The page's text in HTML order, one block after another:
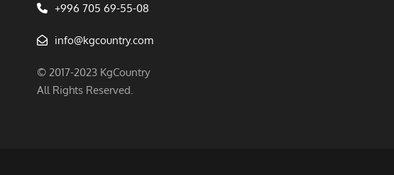
+996 705 69-55-08
info@kgcountry.com
© 2017-2023 KgCountry
All Rights Reserved.